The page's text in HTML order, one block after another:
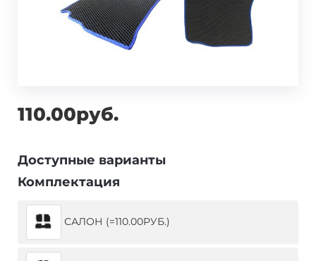
110.00руб.
Доступные варианты
Комплектация
САЛОН (=110.00РУБ.)